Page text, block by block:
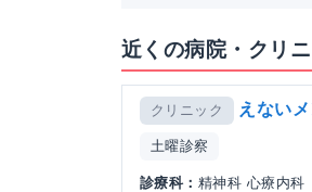
近くの病院・クリ
クリニック えない
土曜診察
診療科： 精神科 心療内科